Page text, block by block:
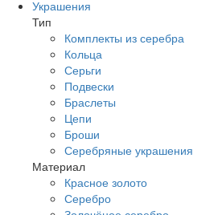
Украшения
Тип
Комплекты из серебра
Кольца
Серьги
Подвески
Браслеты
Цепи
Броши
Серебряные украшения
Материал
Красное золото
Серебро